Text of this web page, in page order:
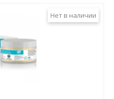
Нет в наличии